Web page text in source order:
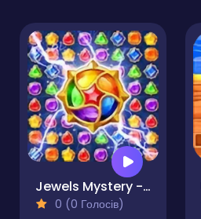
Jewels Mystery - Match 3 Puzzle
0 (0 Голосів)